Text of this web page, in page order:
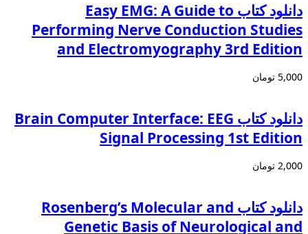
دانلود كتاب Easy EMG: A Guide to
Performing Nerve Conduction Studies
and Electromyography 3rd Edition
5,000 تومان
دانلود كتاب Brain Computer Interface: EEG
Signal Processing 1st Edition
2,000 تومان
دانلود کتاب Rosenberg’s Molecular and
Genetic Basis of Neurological and